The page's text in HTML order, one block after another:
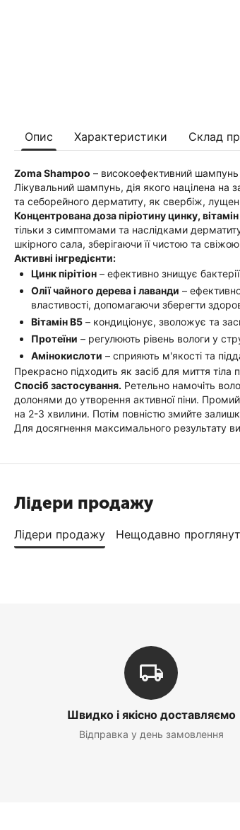
Опис Характеристики Склад
Zoma Shampoo – високоефективний
Лікувальний шампунь, дія якого націлена на
та себорейного дерматиту, як свербіж,
Концентрована доза піріотину цинку,
тільки з симптомами та наслідками
шкірного сала, зберігаючи її чистою та
Активні інгредієнти:
Цинк пірітіон – ефективно знищує
Олії чайного дерева і лаванди –
властивості, допомагаючи зберегти
Вітамін В5 – кондиціонує, зволожує та
Протеїни – регулюють рівень вологи у
Амінокислоти – сприяють м'якості та
Прекрасно підходить як засіб для миття тіла
Спосіб застосування. Ретельно намочіть
долонями до утворення активної піни.
на 2-3 хвилини. Потім повністю змийте
Для досягнення максимального результату
Лідери продажу
Лідери продажу Нещодавно
Швидко і якісно доставляємо
Відправка у день замовлення